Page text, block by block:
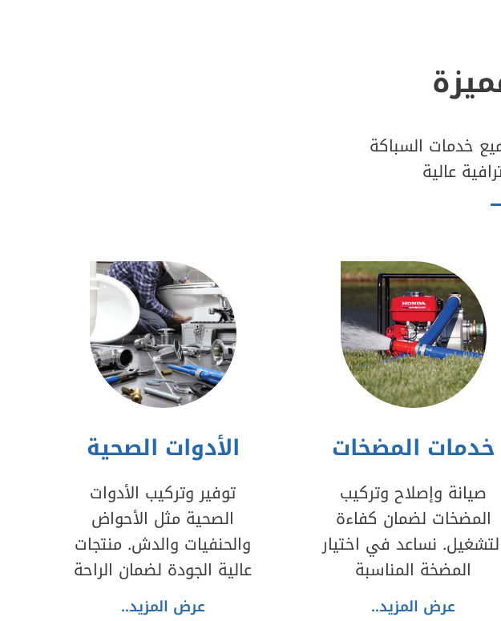
خدمات السباكة
عالية
خدمات المضخات
صيانة وإصلاح وتركيب
المضخات لضمان كفاءة
نساعد في اختيار
المضخة المناسبة
عرض المزيد..
الأدوات الصحية
توفير وتركيب الأدوات
الصحية مثل الأحواض
والحنفيات والدش. منتجات
عالية الجودة لضمان الراحة
عرض المزيد..